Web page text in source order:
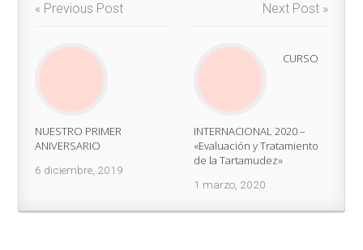
« Previous Post
NUESTRO PRIMER
ANIVERSARIO
6 diciembre, 2019
Next Post »
CURSO
INTERNACIONAL 2020 –
«Evaluación y Tratamiento
de la Tartamudez»
1 marzo, 2020